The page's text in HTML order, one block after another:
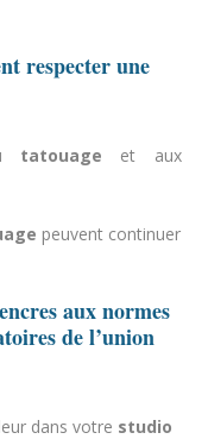
respecter une
tatouage et aux
peuvent continuer
aux normes
de l’union
dans votre studio